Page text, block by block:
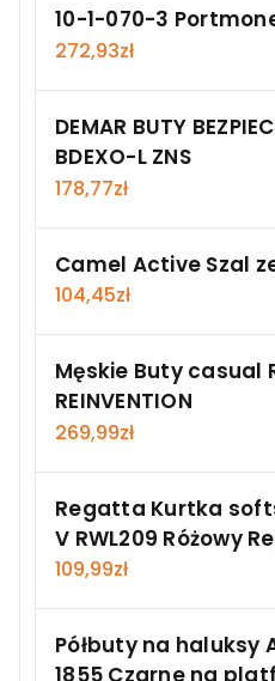
10-1-070-3
272,93zł
DEMAR BUTY
BDEXO-L ZNS
178,77zł
Camel Active Szal
104,45zł
Męskie Buty casual
REINVENTION
269,99zł
Regatta Kurtka
V RWL209 Różowy
109,99zł
Półbuty na haluksy